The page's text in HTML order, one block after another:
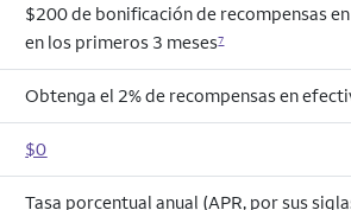
$200 de bonificación de recompensas
en los primeros 3 meses7
Obtenga el 2% de recompensas en
$0
Tasa porcentual anual (APR, por sus